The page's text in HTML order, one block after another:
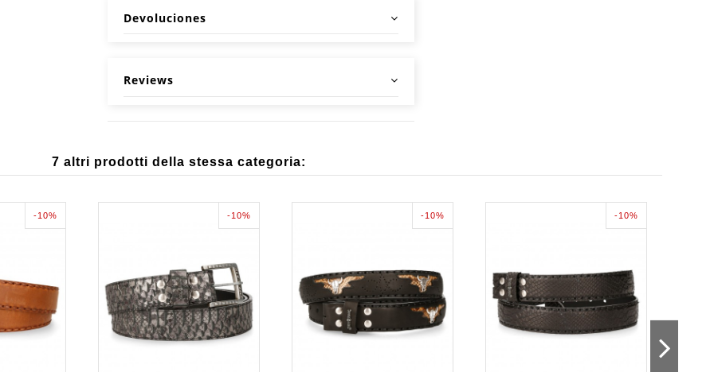
Devoluciones
Reviews
7 altri prodotti della stessa categoria:
-10% -10% -10% -10%